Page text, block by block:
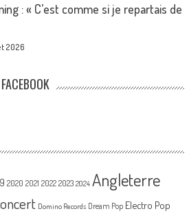
: « C’est comme si je repartais de
2026
2020 2021 2022 2023 2024 Angleterre
Domino Records Dream Pop Electro Pop